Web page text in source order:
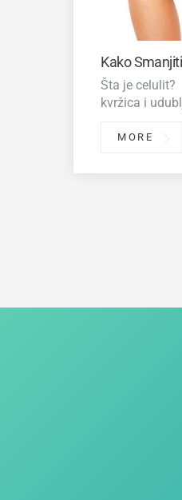
Kako
Šta je celulit?
kvržica i
MORE